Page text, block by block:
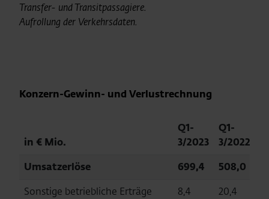
Transfer- und Transitpassagiere.
Aufrollung der Verkehrsdaten.
Konzern-Gewinn- und Verlustrechnung
in € Mio.
Q1-
3/2023
Q1-
3/2022
Umsatzerlöse
699,4
508,0
Sonstige betriebliche Erträge
8,4
20,4